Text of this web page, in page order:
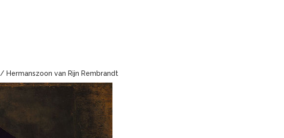
/ Hermanszoon van Rijn Rembrandt